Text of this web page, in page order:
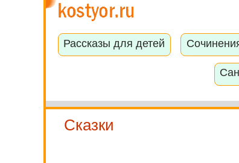
Рассказы для детей
Сказки